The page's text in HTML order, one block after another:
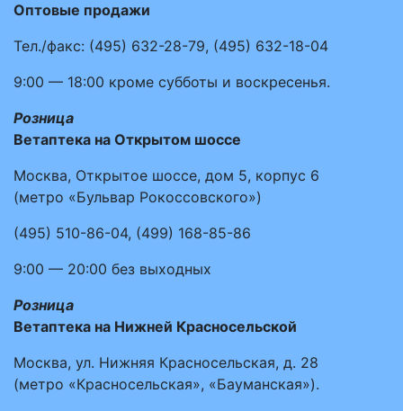
Оптовые продажи
Тел./факс: (495) 632-28-79, (495) 632-18-04
9:00 — 18:00 кроме субботы и воскресенья.
Розница
Ветаптека на Открытом шоссе
Москва, Открытое шоссе, дом 5, корпус 6
(метро «Бульвар Рокоссовского»)
(495) 510-86-04, (499) 168-85-86
9:00 — 20:00 без выходных
Розница
Ветаптека на Нижней Красносельской
Москва, ул. Нижняя Красносельская, д. 28
(метро «Красносельская», «Бауманская»).